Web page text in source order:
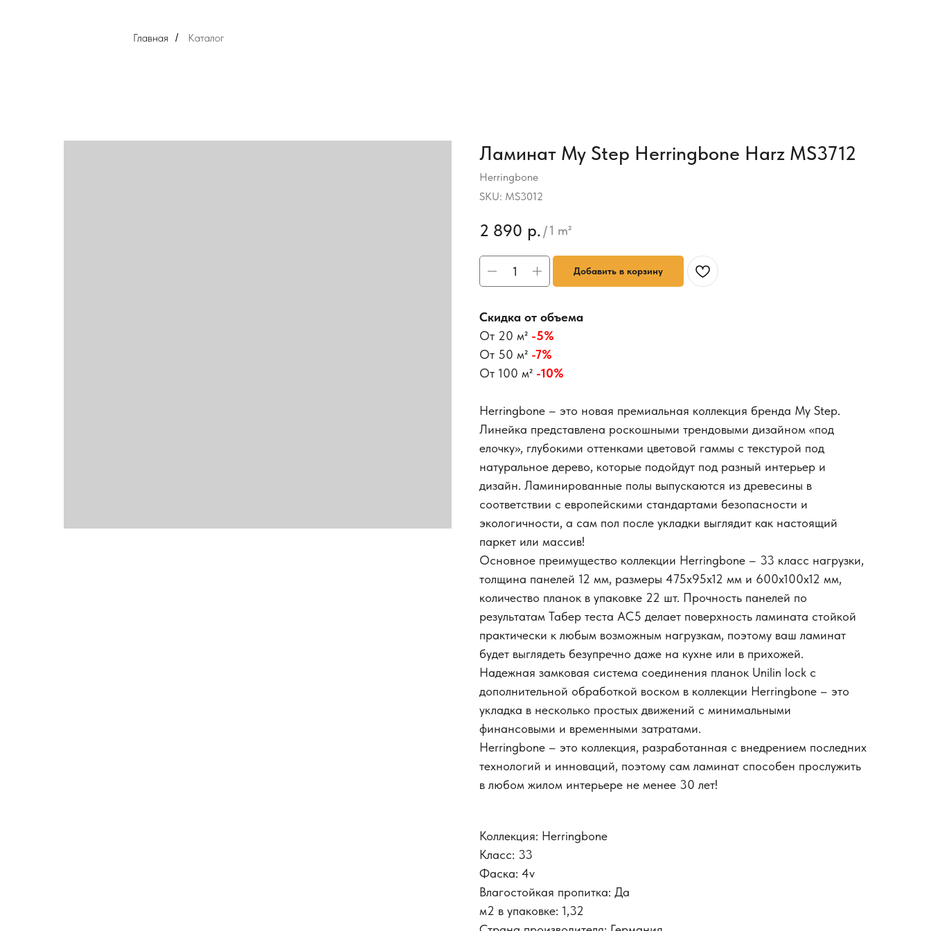
Главная / Каталог
Ламинат My Step Herringbone Harz MS3712
Herringbone
SKU: MS3012
2 890 р. /1 m²
Добавить в корзину
Скидка от объема
От 20 м² -5%
От 50 м² -7%
От 100 м² -10%
Herringbone – это новая премиальная коллекция бренда My Step.
Линейка представлена роскошными трендовыми дизайном «под
елочку», глубокими оттенками цветовой гаммы с текстурой под
натуральное дерево, которые подойдут под разный интерьер и
дизайн. Ламинированные полы выпускаются из древесины в
соответствии с европейскими стандартами безопасности и
экологичности, а сам пол после укладки выглядит как настоящий
паркет или массив!
Основное преимущество коллекции Herringbone – 33 класс нагрузки,
толщина панелей 12 мм, размеры 475x95х12 мм и 600х100х12 мм,
количество планок в упаковке 22 шт. Прочность панелей по
результатам Табер теста АС5 делает поверхность ламината стойкой
практически к любым возможным нагрузкам, поэтому ваш ламинат
будет выглядеть безупречно даже на кухне или в прихожей.
Надежная замковая система соединения планок Unilin lock с
дополнительной обработкой воском в коллекции Herringbone – это
укладка в несколько простых движений с минимальными
финансовыми и временными затратами.
Herringbone – это коллекция, разработанная с внедрением последних
технологий и инноваций, поэтому сам ламинат способен прослужить
в любом жилом интерьере не менее 30 лет!
Коллекция: Herringbone
Класс: 33
Фаска: 4v
Влагостойкая пропитка: Да
м2 в упаковке: 1,32